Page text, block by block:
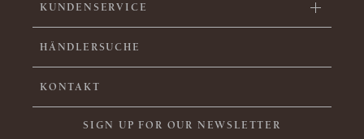
KUNDENSERVICE
HÄNDLERSUCHE
KONTAKT
SIGN UP FOR OUR NEWSLETTER